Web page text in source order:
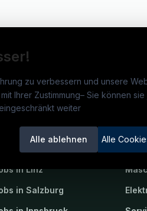
zu verbessern und unsere
Ihrer Zustimmung– Sie können
weiter
Alle ablehnen Alle
in Wien
in Linz
in Salzburg